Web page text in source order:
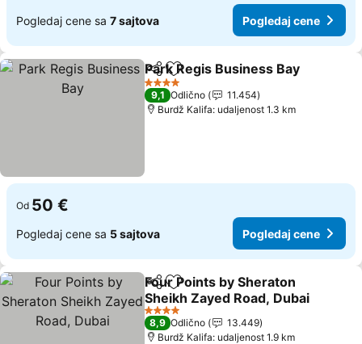
Pogledaj cene sa 7 sajtova Pogledaj cene
Deli Dodati u favorite
Park Regis Business Bay
4 Zvezdice
9,1 Odlično
11.454
Burdž Kalifa: udaljenost 1.3 km
Od 50 €
Pogledaj cene sa 5 sajtova Pogledaj cene
Deli Dodati u favorite
Four Points by Sheraton
Sheikh Zayed Road, Dubai
Pogledaj cene
4 Zvezdice
8,9 Odlično
13.449
Burdž Kalifa: udaljenost 1.9 km